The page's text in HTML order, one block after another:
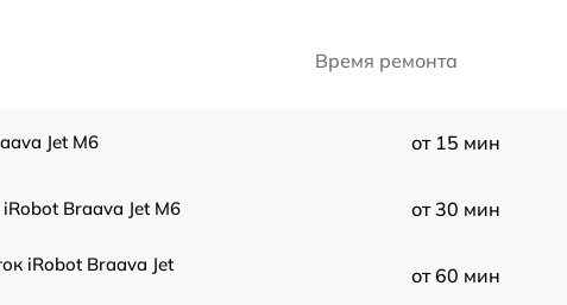
Время ремонта
Jet M6 от 15 мин
Braava Jet M6 от 30 мин
iRobot Braava Jet
от 60 мин